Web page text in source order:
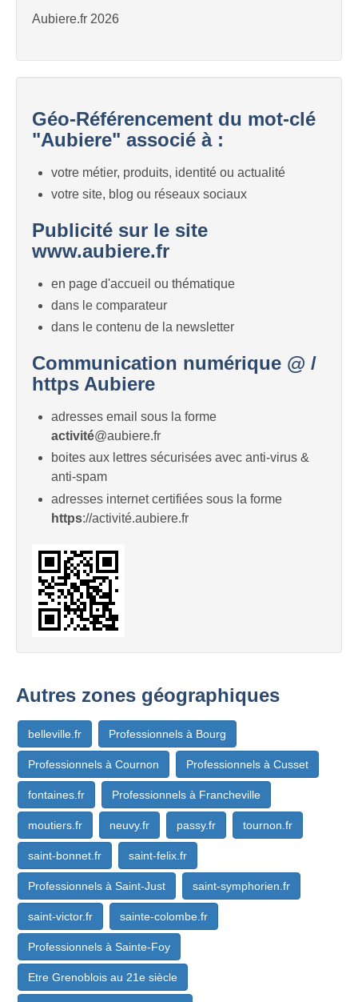
Aubiere.fr 2026
Géo-Référencement du mot-clé
"Aubiere" associé à :
votre métier, produits, identité ou actualité
votre site, blog ou réseaux sociaux
Publicité sur le site
www.aubiere.fr
en page d'accueil ou thématique
dans le comparateur
dans le contenu de la newsletter
Communication numérique @ /
https Aubiere
adresses email sous la forme
activité@aubiere.fr
boites aux lettres sécurisées avec anti-virus &
anti-spam
adresses internet certifiées sous la forme
https://activité.aubiere.fr
Autres zones géographiques
belleville.fr Professionnels à Bourg
Professionnels à Cournon Professionnels à Cusset
fontaines.fr Professionnels à Francheville
moutiers.fr neuvy.fr passy.fr tournon.fr
saint-bonnet.fr saint-felix.fr
Professionnels à Saint-Just saint-symphorien.fr
saint-victor.fr sainte-colombe.fr
Professionnels à Sainte-Foy
Etre Grenoblois au 21e siècle